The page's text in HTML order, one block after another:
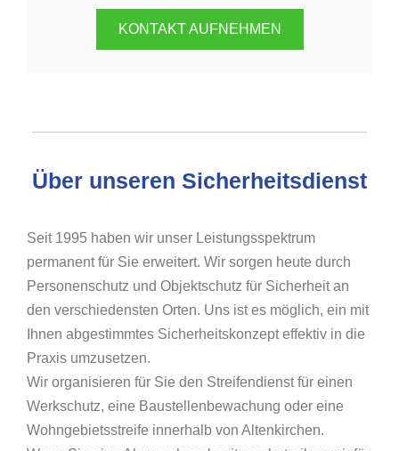
KONTAKT AUFNEHMEN
Über unseren Sicherheitsdienst
Seit 1995 haben wir unser Leistungsspektrum
permanent für Sie erweitert. Wir sorgen heute durch
Personenschutz und Objektschutz für Sicherheit an
den verschiedensten Orten. Uns ist es möglich, ein mit
Ihnen abgestimmtes Sicherheitskonzept effektiv in die
Praxis umzusetzen.
Wir organisieren für Sie den Streifendienst für einen
Werkschutz, eine Baustellenbewachung oder eine
Wohngebietsstreife innerhalb von Altenkirchen.